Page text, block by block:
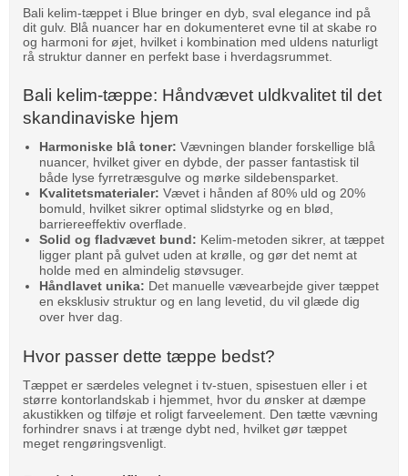
Bali kelim-tæppet i Blue bringer en dyb, sval elegance ind på
dit gulv. Blå nuancer har en dokumenteret evne til at skabe ro
og harmoni for øjet, hvilket i kombination med uldens naturligt
rå struktur danner en perfekt base i hverdagsrummet.
Bali kelim-tæppe: Håndvævet uldkvalitet til det
skandinaviske hjem
Harmoniske blå toner: Vævningen blander forskellige blå
nuancer, hvilket giver en dybde, der passer fantastisk til
både lyse fyrretræsgulve og mørke sildebensparket.
Kvalitetsmaterialer: Vævet i hånden af 80% uld og 20%
bomuld, hvilket sikrer optimal slidstyrke og en blød,
barriereeffektiv overflade.
Solid og fladvævet bund: Kelim-metoden sikrer, at tæppet
ligger plant på gulvet uden at krølle, og gør det nemt at
holde med en almindelig støvsuger.
Håndlavet unika: Det manuelle vævearbejde giver tæppet
en eksklusiv struktur og en lang levetid, du vil glæde dig
over hver dag.
Hvor passer dette tæppe bedst?
Tæppet er særdeles velegnet i tv-stuen, spisestuen eller i et
større kontorlandskab i hjemmet, hvor du ønsker at dæmpe
akustikken og tilføje et roligt farveelement. Den tætte vævning
forhindrer snavs i at trænge dybt ned, hvilket gør tæppet
meget rengøringsvenligt.